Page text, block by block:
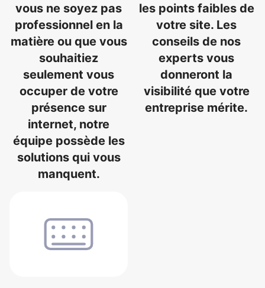
vous ne soyez pas
professionnel en la
matière ou que vous
souhaitiez
seulement vous
occuper de votre
présence sur
internet, notre
équipe possède les
solutions qui vous
manquent.
les points faibles de
votre site. Les
conseils de nos
experts vous
donneront la
visibilité que votre
entreprise mérite.